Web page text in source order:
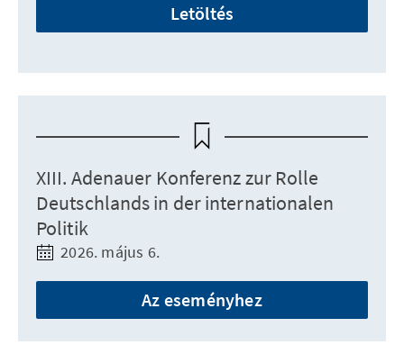
Letöltés
XIII. Adenauer Konferenz zur Rolle
Deutschlands in der internationalen
Politik
2026. május 6.
Az eseményhez